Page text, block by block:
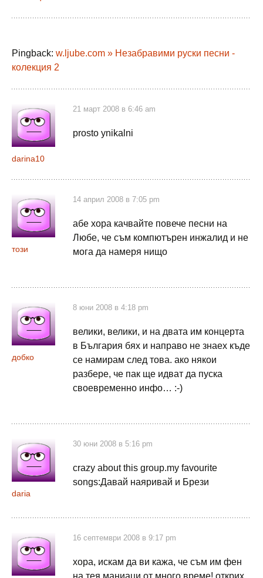
Pingback: w.ljube.com » Незабравими руски песни -
колекция 2
darina10
21 март 2008 в 6:46 am
prosto ynikalni
този
14 април 2008 в 7:05 pm
абе хора качвайте повече песни на
Любе, че съм компютърен инжалид и не
мога да намеря нищо
добко
8 юни 2008 в 4:18 pm
велики, велики, и на двата им концерта
в България бях и направо не знаех къде
се намирам след това. ако някои
разбере, че пак ще идват да пуска
своевременно инфо… :-)
daria
30 юни 2008 в 5:16 pm
crazy about this group.my favourite
songs:Давай наяривай и Брези
16 септември 2008 в 9:17 pm
хора, искам да ви кажа, че съм им фен
на тея маниаци от много време! открих